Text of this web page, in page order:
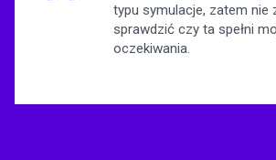
typu symulacje, zatem nie
sprawdzić czy ta spełni
oczekiwania.